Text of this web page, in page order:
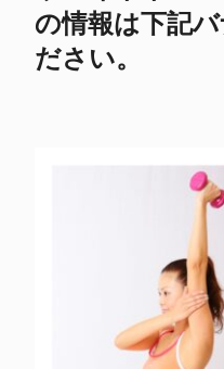
の情報は下記
ださい。